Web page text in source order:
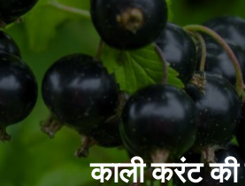
काली करंट